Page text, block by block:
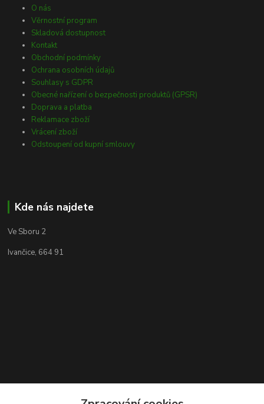
O nás
Věrnostní program
Skladová dostupnost
Kontakt
Obchodní podmínky
Ochrana osobních údajů
Souhlasy s GDPR
Obecné nařízení o bezpečnosti produktů (GPSR)
Doprava a platba
Reklamace zboží
Vrácení zboží
Odstoupení od kupní smlouvy
Kde nás najdete
Ve Sboru 2
Ivančice, 664 91